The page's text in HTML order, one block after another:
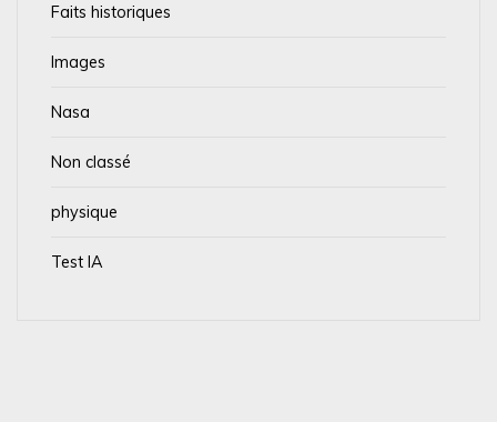
Faits historiques
Images
Nasa
Non classé
physique
Test IA